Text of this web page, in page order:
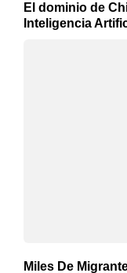
El dominio de
Inteligencia
Miles De